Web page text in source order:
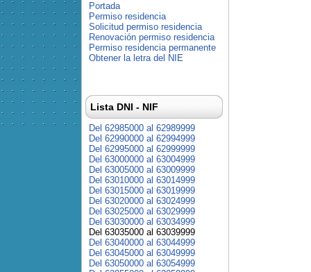
Portada
Permiso residencia
Solicitud permiso residencia
Renovación permiso residencia
Permiso residencia permanente
Obtener la letra del NIE
Lista DNI - NIF
Del 62985000 al 62989999
Del 62990000 al 62994999
Del 62995000 al 62999999
Del 63000000 al 63004999
Del 63005000 al 63009999
Del 63010000 al 63014999
Del 63015000 al 63019999
Del 63020000 al 63024999
Del 63025000 al 63029999
Del 63030000 al 63034999
Del 63035000 al 63039999
Del 63040000 al 63044999
Del 63045000 al 63049999
Del 63050000 al 63054999